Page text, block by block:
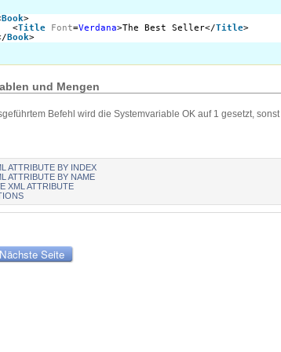
Book>
<Title Font=Verdana>The Best Seller</Title>
Book>
und Mengen
Befehl wird die Systemvariable OK auf 1 gesetzt,
ATTRIBUTE BY INDEX
ATTRIBUTE BY NAME
XML ATTRIBUTE
Seite